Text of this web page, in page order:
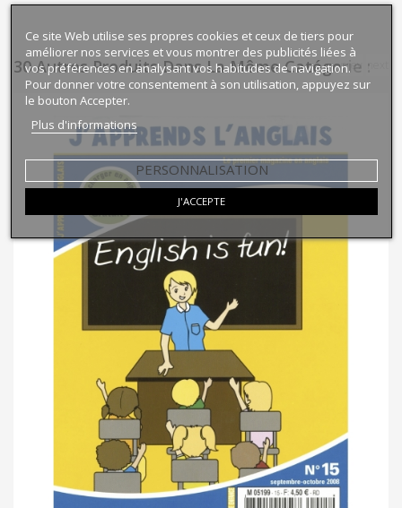
30 Autres Produits Dans La Même Catégorie :
prev next
Ce site Web utilise ses propres cookies et ceux de tiers pour
améliorer nos services et vous montrer des publicités liées à
vos préférences en analysant vos habitudes de navigation.
Pour donner votre consentement à son utilisation, appuyez sur
le bouton Accepter.
Plus d'informations
PERSONNALISATION
J'ACCEPTE